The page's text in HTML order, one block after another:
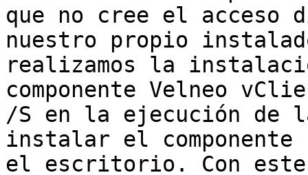
que no cree el acceso
nuestro propio
realizamos la
componente Velneo
/S en la ejecución de
instalar el componente
el escritorio. Con este